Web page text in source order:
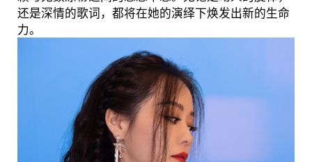
还是深情的歌词，都将在她的演绎下焕发出新的生命
力。